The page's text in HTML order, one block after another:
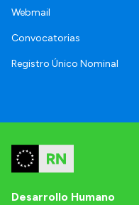
Webmail
Convocatorias
Registro Único Nominal
Desarrollo Humano